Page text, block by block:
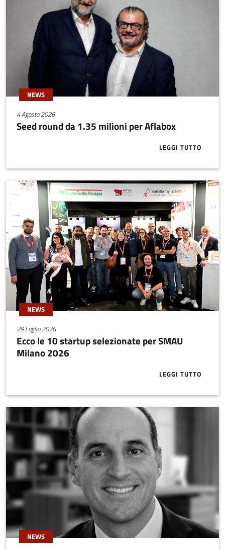
NEWS
4 Agosto 2026
Seed round da 1.35 milioni per Aflabox
LEGGI TUTTOABOUT SEED
NEWS
29 Luglio 2026
Ecco le 10 startup selezionate per SMAU
Milano 2026
LEGGI TUTTO
ABOUT
NEWS